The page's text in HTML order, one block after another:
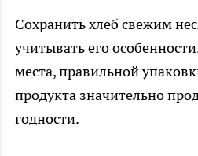
Сохранить хлеб свежим
учитывать его
места, правильной
продукта значительно
годности.